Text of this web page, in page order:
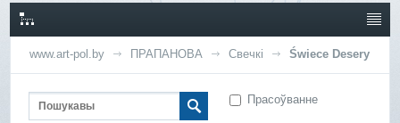
www.art-pol.by ПРАПАНОВА Свечкі Świece Desery
Прасоўванне